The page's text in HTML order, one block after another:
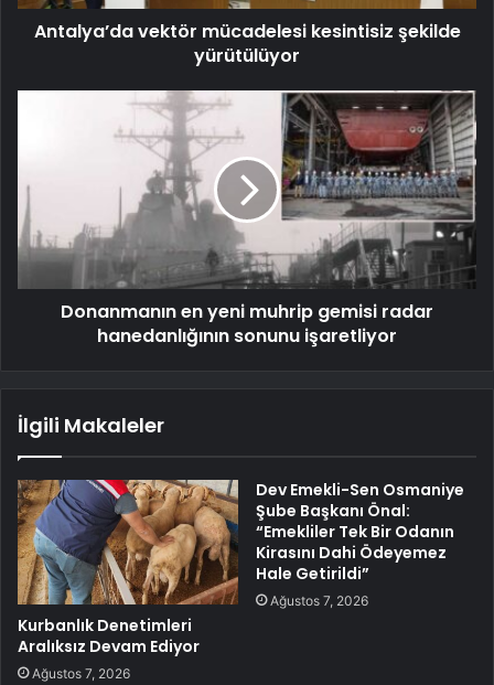
Antalya’da vektör mücadelesi kesintisiz şekilde
yürütülüyor
Donanmanın en yeni muhrip gemisi radar
hanedanlığının sonunu işaretliyor
İlgili Makaleler
Kurbanlık Denetimleri
Aralıksız Devam Ediyor
Ağustos 7, 2026
Dev Emekli-Sen Osmaniye
Şube Başkanı Önal:
“Emekliler Tek Bir Odanın
Kirasını Dahi Ödeyemez
Hale Getirildi”
Ağustos 7, 2026